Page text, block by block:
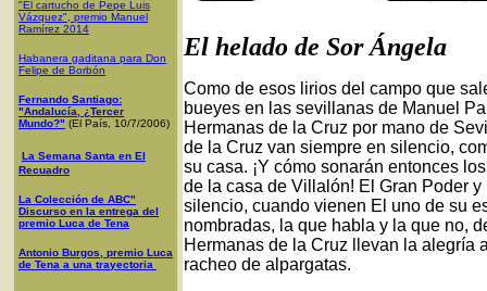
"El cartucho de Pepe Luis
Vázquez", premio Manuel
Ramírez 2014
Habanera gaditana para Don
Felipe de Borbón
Fernando Santiago:
"Andalucía, ¿Tercer
Mundo?" (El País, 10/7/2006)
La Semana Santa en El
Recuadro
La Colección de ABC"
Discurso en la entrega del
premio Luca de Tena
Antonio Burgos, premio Luca
de Tena a una trayectoria
El helado de Sor Ángela
Como de esos lirios del campo que
bueyes en las sevillanas de Manuel
Hermanas de la Cruz por mano de
de la Cruz van siempre en silencio,
su casa. ¡Y cómo sonarán entonces
de la casa de Villalón! El Gran Poder
silencio, cuando vienen El uno de su
nombradas, la que habla y la que no,
Hermanas de la Cruz llevan la alegría
racheo de alpargatas.